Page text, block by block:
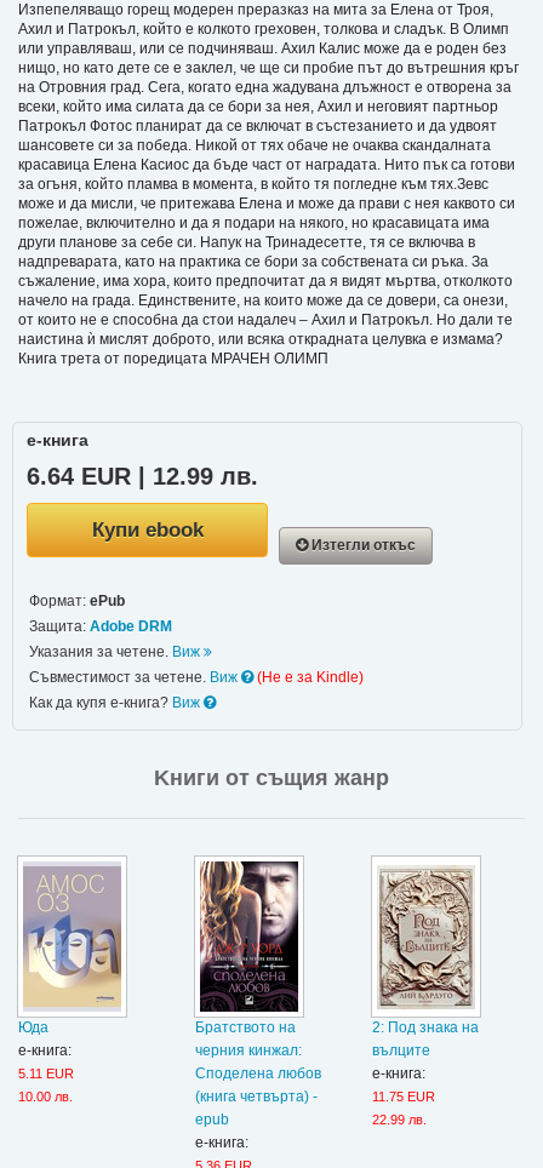
Изпепеляващо горещ модерен преразказ на мита за Елена от Троя,
Ахил и Патрокъл, който е колкото греховен, толкова и сладък. В Олимп
или управляваш, или се подчиняваш. Ахил Калис може да е роден без
нищо, но като дете се е заклел, че ще си пробие път до вътрешния кръг
на Отровния град. Сега, когато една жадувана длъжност е отворена за
всеки, който има силата да се бори за нея, Ахил и неговият партньор
Патрокъл Фотос планират да се включат в състезанието и да удвоят
шансовете си за победа. Никой от тях обаче не очаква скандалната
красавица Елена Касиос да бъде част от наградата. Нито пък са готови
за огъня, който пламва в момента, в който тя погледне към тях.Зевс
може и да мисли, че притежава Елена и може да прави с нея каквото си
пожелае, включително и да я подари на някого, но красавицата има
други планове за себе си. Напук на Тринадесетте, тя се включва в
надпреварата, като на практика се бори за собствената си ръка. За
съжаление, има хора, които предпочитат да я видят мъртва, отколкото
начело на града. Единствените, на които може да се довери, са онези,
от които не е способна да стои надалеч – Ахил и Патрокъл. Но дали те
наистина ѝ мислят доброто, или всяка открадната целувка е измама?
Книга трета от поредицата МРАЧЕН ОЛИМП
е-книга
6.64 EUR | 12.99 лв.
Купи ebook
Изтегли откъс
Формат: ePub
Защита: Adobe DRM
Указания за четене. Виж
Съвместимост за четене. Виж
(Не e за Kindle)
Как да купя е-книга? Виж
Kниги от същия жанр
Юда
е-книга:
5.11 EUR
10.00 лв.
Братството на
черния кинжал:
Споделена любов
(книга четвърта) -
epub
е-книга:
2: Под знака на
вълците
е-книга:
11.75 EUR
22.99 лв.